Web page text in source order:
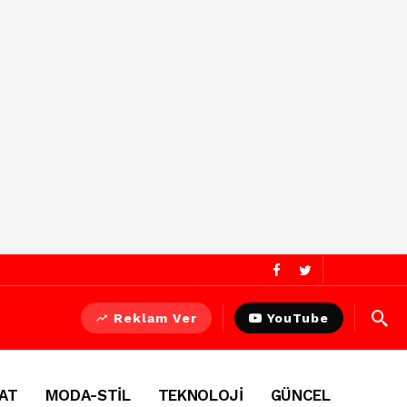
Reklam Ver YouTube
MODA-STİL TEKNOLOJİ GÜNCEL